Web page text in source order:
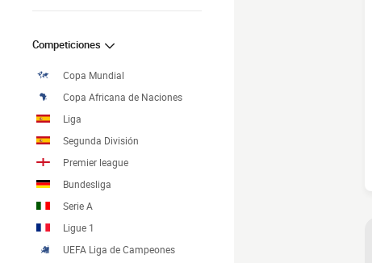
Competiciones
Copa Mundial
Copa Africana de Naciones
Liga
Segunda División
Premier league
Bundesliga
Serie A
Ligue 1
UEFA Liga de Campeones